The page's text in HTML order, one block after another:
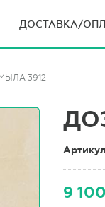
ДОСТАВКА/
3912
9 100